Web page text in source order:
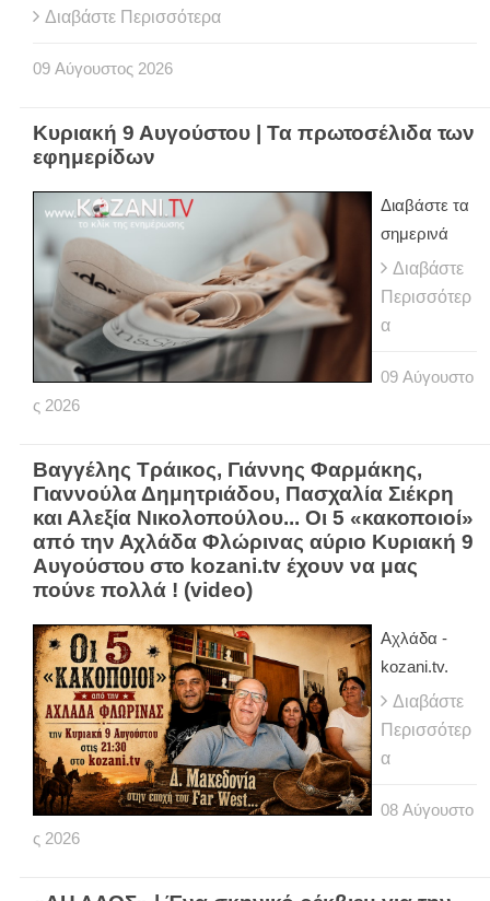
Διαβάστε Περισσότερα
09 Αύγουστος 2026
Κυριακή 9 Αυγούστου | Τα πρωτοσέλιδα των
εφημερίδων
Διαβάστε τα
σημερινά
Διαβάστε
Περισσότερ
α
09 Αύγουστο
ς 2026
Βαγγέλης Τράικος, Γιάννης Φαρμάκης,
Γιαννούλα Δημητριάδου, Πασχαλία Σιέκρη
και Αλεξία Νικολοπούλου... Οι 5 «κακοποιοί»
από την Αχλάδα Φλώρινας αύριο Κυριακή 9
Αυγούστου στο kozani.tv έχουν να μας
πούνε πολλά ! (video)
Αχλάδα -
kozani.tv.
Διαβάστε
Περισσότερ
α
08 Αύγουστο
ς 2026